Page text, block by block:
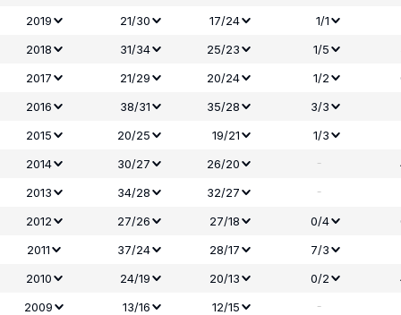
2019 21/30 17/24 1/1
2018
31/34 25/23 1/5
2017
21/29 20/24 1/2
2016
38/31 35/28
3/3
2015
20/25 19/21
1/3
2014
30/27 26/20 -
2013
34/28 32/27 -
2012 27/26 27/18 0/4
2011
37/24 28/17 7/3
2010
24/19 20/13 0/2
2009
13/16 12/15 -